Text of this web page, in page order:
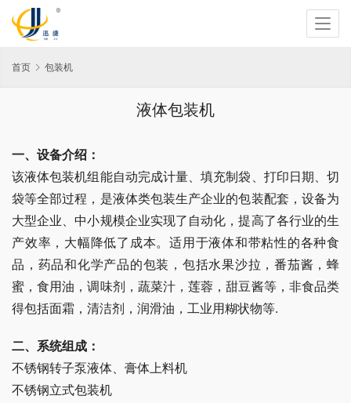
首页 包装机
液体包装机
一、设备介绍：
该液体包装机组能自动完成计量、填充制袋、打印日期、切
袋等全部过程，是液体类包装生产企业的包装配套，设备为
大型企业、中小规模企业实现了自动化，提高了各行业的生
产效率，大幅降低了成本。适用于液体和带粘性的各种食
品，药品和化学产品的包装，包括水果沙拉，番茄酱，蜂
蜜，食用油，调味剂，蔬菜汁，莲蓉，甜豆酱等，非食品类
得包括面霜，清洁剂，润滑油，工业用糊状物等.
二、系统组成：
不锈钢转子泵液体、膏体上料机
不锈钢立式包装机